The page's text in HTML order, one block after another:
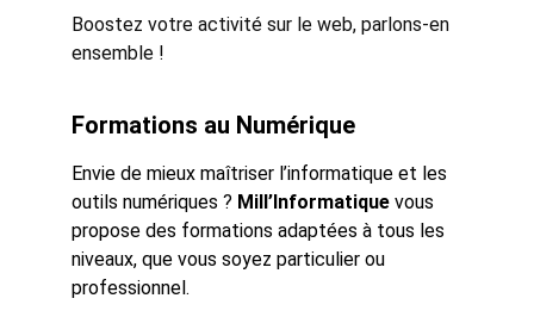
Boostez votre activité sur le web, parlons-en
ensemble !
Formations au Numérique
Envie de mieux maîtriser l’informatique et les
outils numériques ? Mill’Informatique vous
propose des formations adaptées à tous les
niveaux, que vous soyez particulier ou
professionnel.